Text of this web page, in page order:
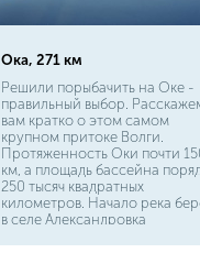
Ока, 271 км
Решили порыбачить на Оке -
правильный выбор.
вам кратко о этом самом
крупном притоке Волги.
Протяженность Оки почти
км, а площадь бассейна
250 тысяч квадратных
километров. Начало река
в селе Александровка